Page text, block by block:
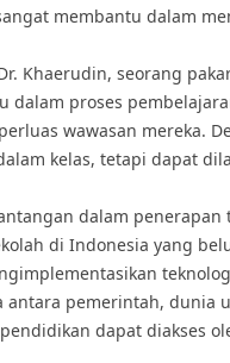
membantu dalam
Khaerudin, seorang
dalam proses
wawasan mereka.
kelas, tetapi dapat
dalam
di Indonesia yang
antara pemerintah, dunia
dapat diakses